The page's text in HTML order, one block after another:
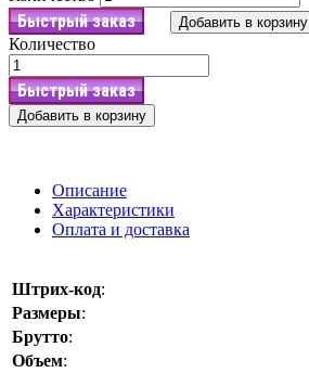
Быстрый заказ Добавить в корзину
Количество
Быстрый заказ
Добавить в корзину
Описание
Характеристики
Оплата и доставка
Штрих-код:
Размеры:
Брутто:
Объем: